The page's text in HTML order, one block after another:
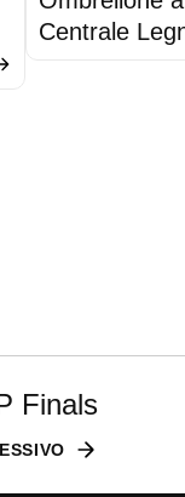
Centrale
Finals